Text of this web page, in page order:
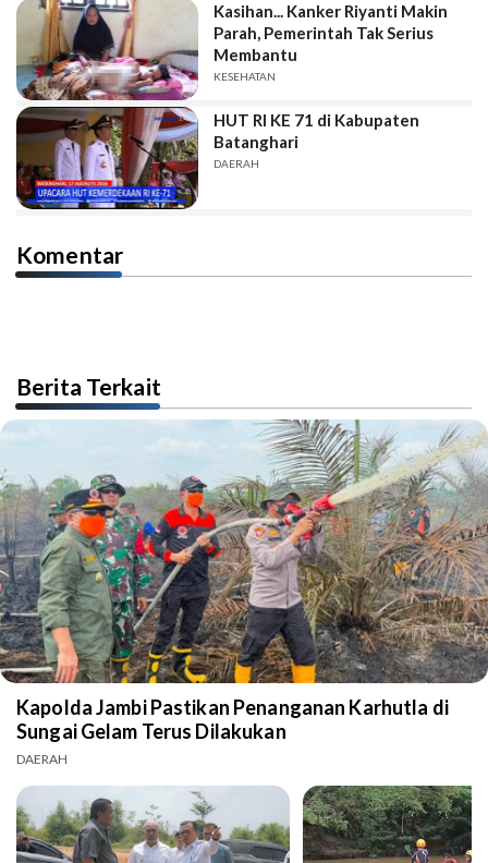
Kasihan... Kanker Riyanti Makin
Parah, Pemerintah Tak Serius
Membantu
KESEHATAN
HUT RI KE 71 di Kabupaten
Batanghari
DAERAH
Komentar
Berita Terkait
Kapolda Jambi Pastikan Penanganan Karhutla di
Sungai Gelam Terus Dilakukan
DAERAH